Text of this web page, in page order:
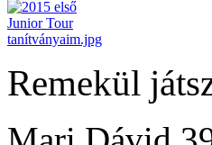
Remekül